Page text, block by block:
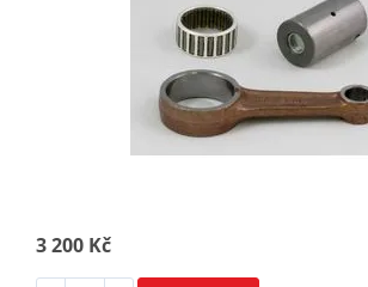
3 200 Kč